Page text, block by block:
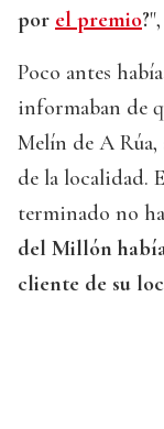
por el premio?
Poco antes
informaban de
Melín de A Rúa,
de la localidad.
terminado no
del Millón
cliente de su